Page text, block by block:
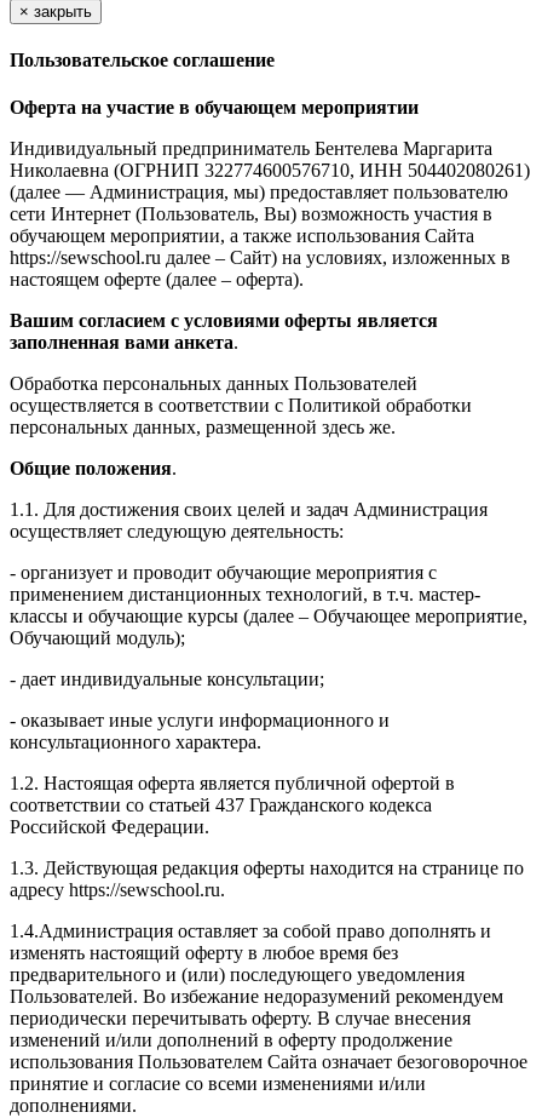
× закрыть
Пользовательское соглашение
Оферта на участие в обучающем мероприятии
Индивидуальный предприниматель Бентелева Маргарита
Николаевна (ОГРНИП 322774600576710, ИНН 504402080261)
(далее — Администрация, мы) предоставляет пользователю
сети Интернет (Пользователь, Вы) возможность участия в
обучающем мероприятии, а также использования Сайта
https://sewschool.ru далее – Сайт) на условиях, изложенных в
настоящем оферте (далее – оферта).
Вашим согласием с условиями оферты является
заполненная вами анкета.
Обработка персональных данных Пользователей
осуществляется в соответствии с Политикой обработки
персональных данных, размещенной здесь же.
Общие положения.
1.1. Для достижения своих целей и задач Администрация
осуществляет следующую деятельность:
- организует и проводит обучающие мероприятия с
применением дистанционных технологий, в т.ч. мастер-
классы и обучающие курсы (далее – Обучающее мероприятие,
Обучающий модуль);
- дает индивидуальные консультации;
- оказывает иные услуги информационного и
консультационного характера.
1.2. Настоящая оферта является публичной офертой в
соответствии со статьей 437 Гражданского кодекса
Российской Федерации.
1.3. Действующая редакция оферты находится на странице по
адресу https://sewschool.ru.
1.4.Администрация оставляет за собой право дополнять и
изменять настоящий оферту в любое время без
предварительного и (или) последующего уведомления
Пользователей. Во избежание недоразумений рекомендуем
периодически перечитывать оферту. В случае внесения
изменений и/или дополнений в оферту продолжение
использования Пользователем Сайта означает безоговорочное
принятие и согласие со всеми изменениями и/или
дополнениями.